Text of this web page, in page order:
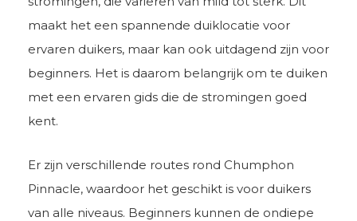
maakt het een spannende duiklocatie voor
ervaren duikers, maar kan ook uitdagend zijn voor
beginners. Het is daarom belangrijk om te duiken
met een ervaren gids die de stromingen goed
kent.
Er zijn verschillende routes rond Chumphon
Pinnacle, waardoor het geschikt is voor duikers
van alle niveaus. Beginners kunnen de ondiepe